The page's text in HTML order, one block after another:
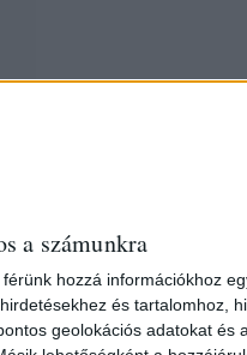
a számunkra
hozzá információkhoz
és tartalomhoz,
geolokációs adatokat
Facebook MAE